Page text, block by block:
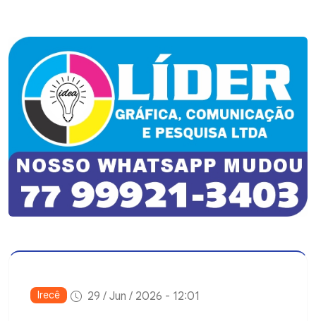
Irecê 29 / Jun / 2026 - 12:01